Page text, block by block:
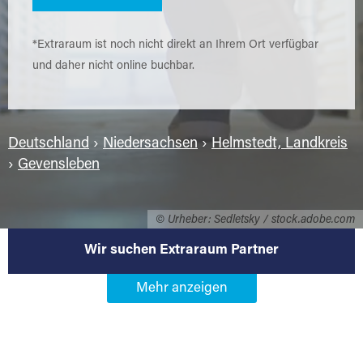
© Urheber: Sedletsky / stock.adobe.com
*Extraraum ist noch nicht direkt an Ihrem Ort verfügbar
und daher nicht online buchbar.
Deutschland › Niedersachsen › Helmstedt, Landkreis
› Gevensleben
Wir suchen Extraraum Partner
Werden Sie Extraraum Partner in